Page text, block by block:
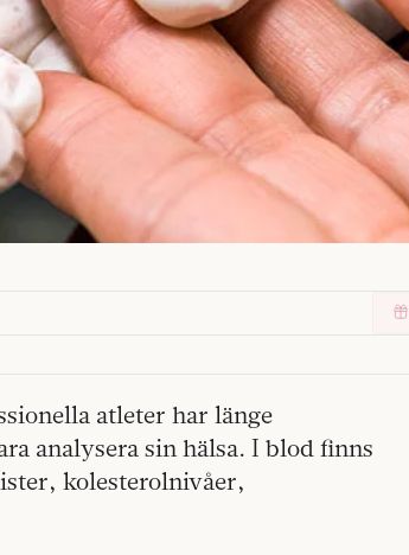
atleter har länge
analysera sin hälsa. I blod finns
kolesterolnivåer,